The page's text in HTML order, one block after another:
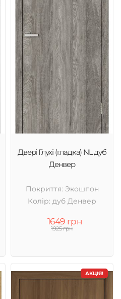
Двері Глухі (гладка) NL дуб
Денвер
Покриття: Экошпон
Колір: дуб Денвер
1649 грн
1925 грн
АКЦІЯ!